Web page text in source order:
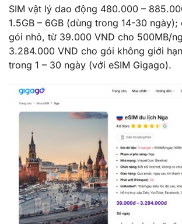
SIM vật lý dao động 480.000 –
1.5GB – 6GB (dùng trong 14-30 ngày);
gói nhỏ, từ 39.000 VND cho 500MB/
3.284.000 VND cho gói không giới
trong 1 – 30 ngày (với eSIM Gigago).